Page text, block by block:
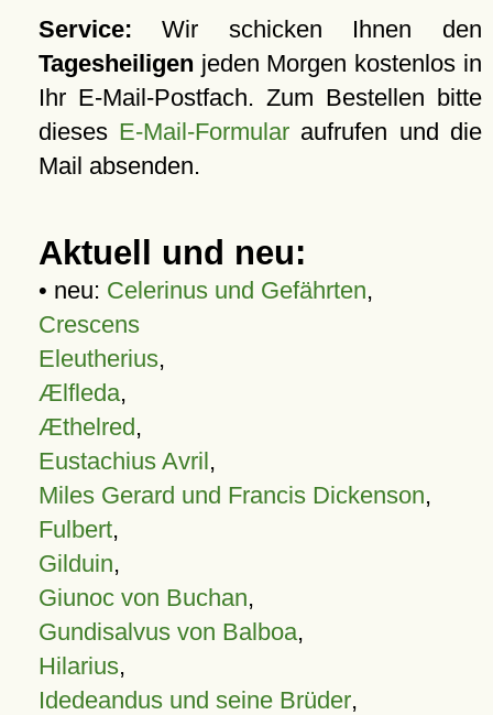
Service: Wir schicken Ihnen den
Tagesheiligen jeden Morgen kostenlos in
Ihr E-Mail-Postfach. Zum Bestellen bitte
dieses E-Mail-Formular aufrufen und die
Mail absenden.
Aktuell und neu:
• neu: Celerinus und Gefährten,
Crescens
Eleutherius,
Ælfleda,
Æthelred,
Eustachius Avril,
Miles Gerard und Francis Dickenson,
Fulbert,
Gilduin,
Giunoc von Buchan,
Gundisalvus von Balboa,
Hilarius,
Idedeandus und seine Brüder,